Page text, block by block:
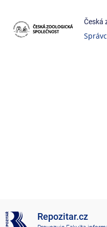
Česká
Repozitar.cz